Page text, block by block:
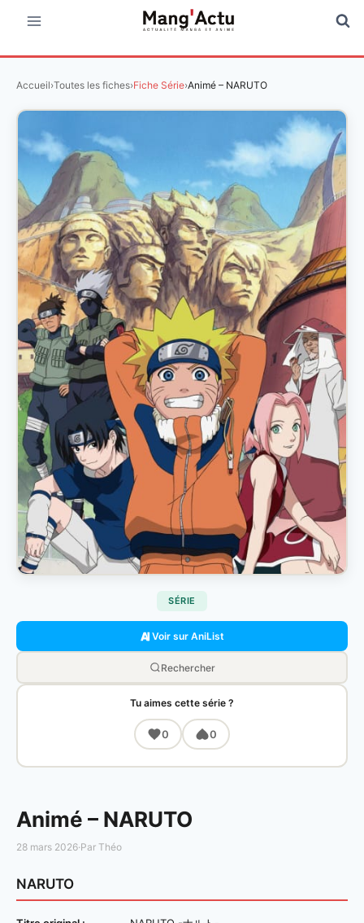
contenu
Accueil›Toutes les fiches›Fiche Série›Animé – NARUTO
SÉRIE
Voir sur AniList
Rechercher
Tu aimes cette série ?
0 0
Animé – NARUTO
28 mars 2026·Par Théo
NARUTO